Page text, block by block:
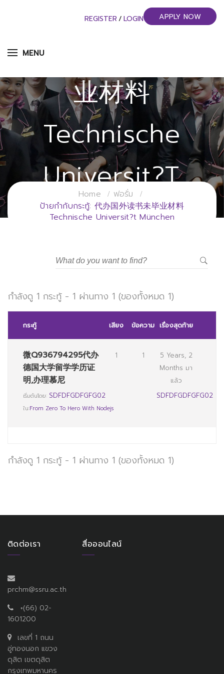
MENU
REGISTER / LOGIN APPLY NOW
代办国外读书未毕
业材料
Technische
Universit?t
München
มหาวิทยาลัยราชภัฏสวนสุนันทา
Home
ฟอรั่ม
ป้ายกำกับกระทู้: 代办国外读书未毕业材料
Technische Universit?t München
กำลังดู 1 กระทู้ - 1 ผ่านทาง 1 (ของทั้งหมด 1)
กระทู้ เสียง ข้อความ เรื่องสุดท้าย
微Q936794295代办
德国大学留学学历证
明,办理慕尼
เริ่มต้นโดย: SDFDFGDFGFG02
ใน:From Zero To Hero With Nodejs
1 1
5 Years, 2
Months มา
แล้ว
SDFDFGDFGFG02
กำลังดู 1 กระทู้ - 1 ผ่านทาง 1 (ของทั้งหมด 1)
ติดต่อเรา
prchm@ssru.ac.th
+(66) 02-
1601200
เลขที่ 1 ถนน
อู่ทองนอก แขวง
ดุสิต เขตดุสิต
กรุงเทพมหานคร
สื่อออนไลน์